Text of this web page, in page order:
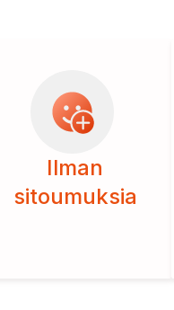
Ilman
sitoumuksia